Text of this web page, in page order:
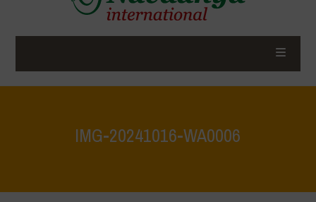
IMG-20241016-WA0006